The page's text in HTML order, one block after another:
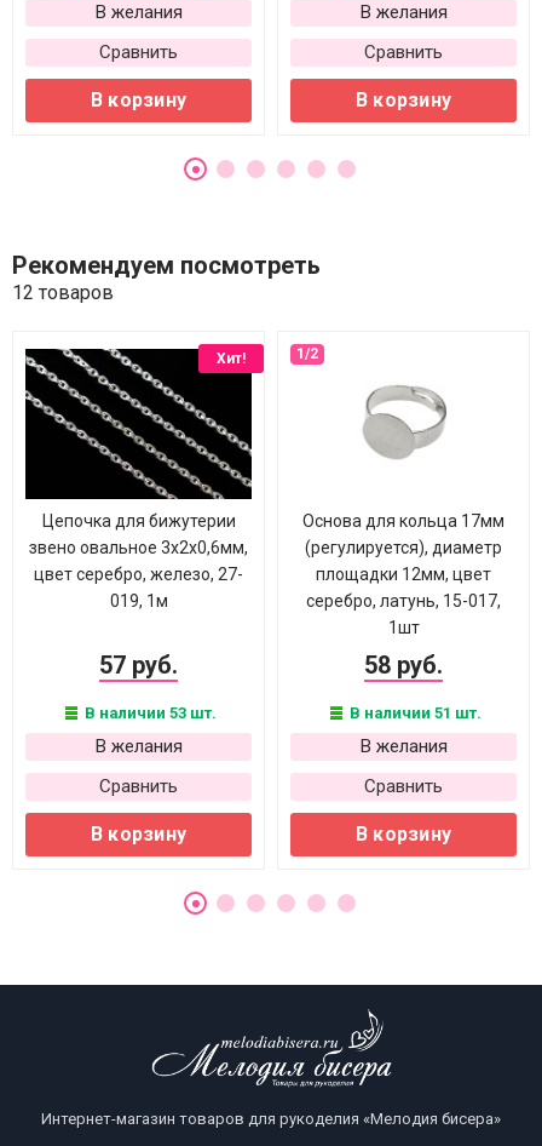
В желания
Сравнить
В корзину
В желания
Сравнить
В корзину
Рекомендуем посмотреть
12 товаров
Хит!
Цепочка для бижутерии
звено овальное 3х2х0,6мм,
цвет серебро, железо, 27-
019, 1м
57 руб.
В наличии 53 шт.
В желания
Сравнить
В корзину
Основа для кольца 17мм
(регулируется), диаметр
площадки 12мм, цвет
серебро, латунь, 15-017,
1шт
58 руб.
В наличии 51 шт.
В желания
Сравнить
В корзину
Интернет-магазин товаров для рукоделия «Мелодия бисера»